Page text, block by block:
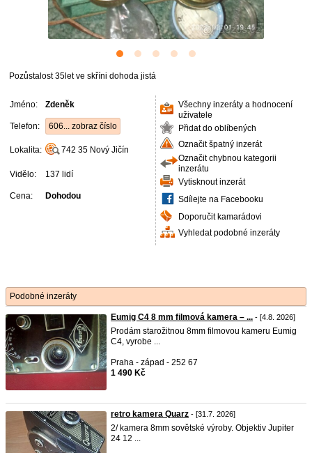
Pozůstalost 35let ve skříni dohoda jistá
Jméno: Zdeněk
Telefon: 606... zobraz číslo
Lokalita: 742 35 Nový Jičín
Vidělo: 137 lidí
Cena: Dohodou
Všechny inzeráty a hodnocení
uživatele
Přidat do oblíbených
Označit špatný inzerát
Označit chybnou kategorii
inzerátu
Vytisknout inzerát
Sdílejte na Facebooku
Doporučit kamarádovi
Vyhledat podobné inzeráty
Podobné inzeráty
Eumig C4 8 mm filmová kamera – ... - [4.8. 2026]
Prodám starožitnou 8mm filmovou kameru Eumig
C4, vyrobe ...
Praha - západ - 252 67
1 490 Kč
retro kamera Quarz - [31.7. 2026]
2/ kamera 8mm sovětské výroby. Objektiv Jupiter
24 12 ...